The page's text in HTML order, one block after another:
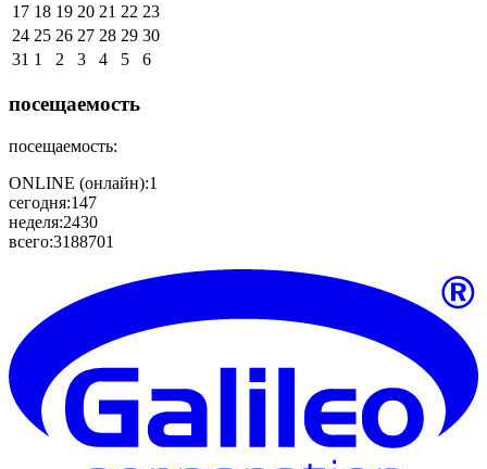
17 18 19 20 21 22 23
24 25 26 27 28 29 30
31 1 2 3 4 5 6
посещаемость
посещаемость:
ONLINE (онлайн):1
сегодня:147
неделя:2430
всего:3188701